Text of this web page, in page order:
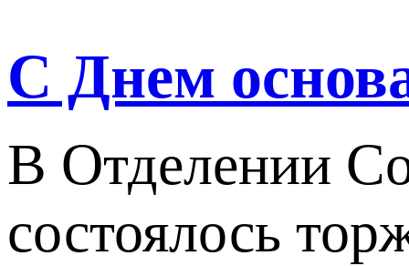
С Днем
В Отделении
состоялось